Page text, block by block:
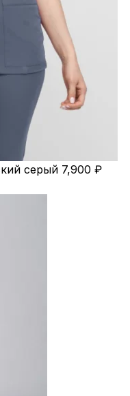
серый 7,900 ₽